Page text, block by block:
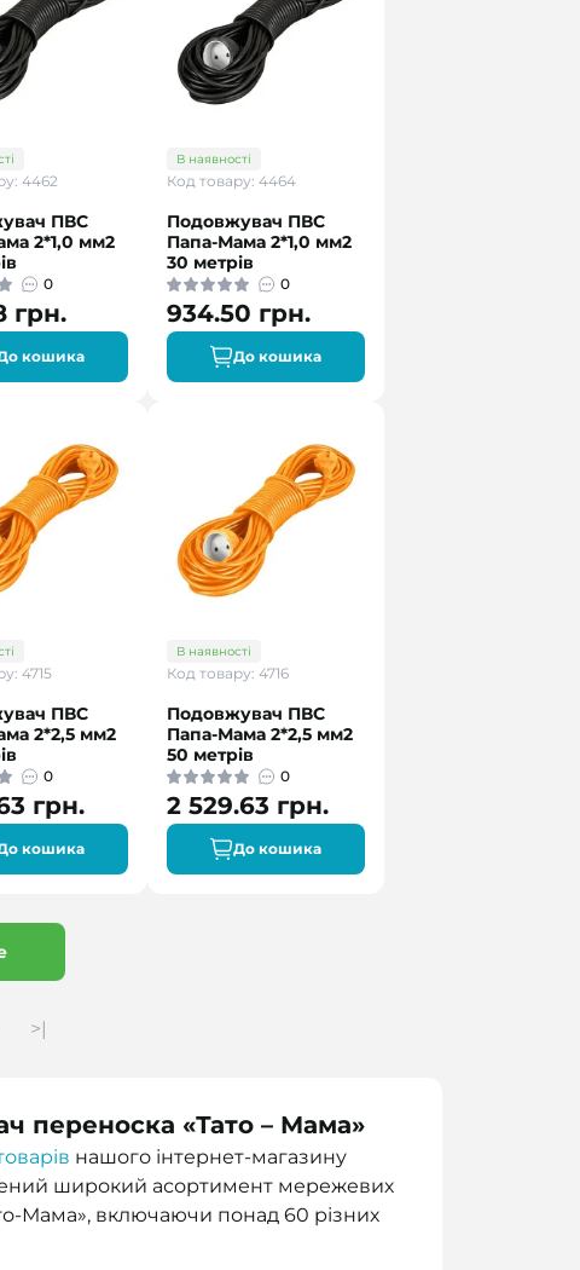
4462
ПВС
2*1,0 мм2
0
грн.
кошика
В наявності
Код товару: 4464
Подовжувач ПВС
Папа-Мама 2*1,0 мм2
30 метрів
0
934.50 грн.
До кошика
4715
ПВС
2*2,5 мм2
0
грн.
кошика
В наявності
Код товару: 4716
Подовжувач ПВС
Папа-Мама 2*2,5 мм2
50 метрів
0
2 529.63 грн.
До кошика
>|
переноска «Тато – Мама»
нашого інтернет-магазину
широкий асортимент мережевих
Мама», включаючи понад 60 різних